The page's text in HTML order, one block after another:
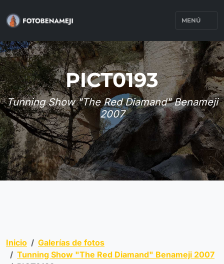
MENÚ
PICT0193
Tunning Show "The Red Diamand" Benameji
2007
Inicio
Galerías de fotos
Tunning Show "The Red Diamand" Benameji 2007